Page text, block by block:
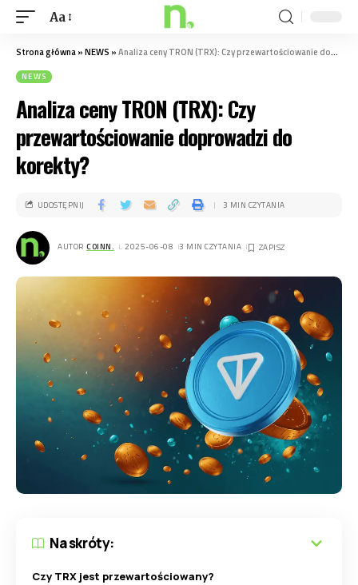
Aa
Strona główna»NEWS »Analiza ceny TRON (TRX): Czy przewartościowanie doprowadzi do korekty?
NEWS
Analiza ceny TRON (TRX): Czy
przewartościowanie doprowadzi do
korekty?
AUTOR COINN. . 2025-06-08 3 MIN CZYTANIA
UDOSTĘPNIJ 3 MIN CZYTANIA
Na skróty:
Czy TRX jest przewartościowany?